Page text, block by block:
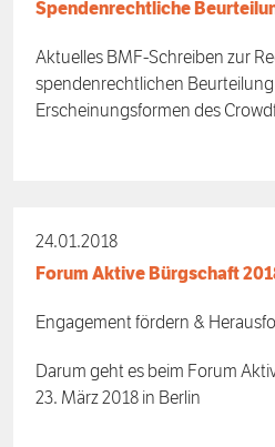
Spendenrechtliche
Aktuelles BMF-Schreiben zur
spendenrechtlichen
Erscheinungsformen des
24.01.2018
Forum Aktive Bürgschaft
Engagement fördern &
Darum geht es beim Forum
23. März 2018 in Berlin